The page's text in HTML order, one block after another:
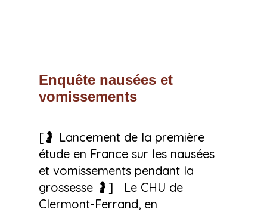
Enquête nausées et
vomissements
[🤰 Lancement de la première
étude en France sur les nausées
et vomissements pendant la
grossesse 🤰] Le CHU de
Clermont-Ferrand, en